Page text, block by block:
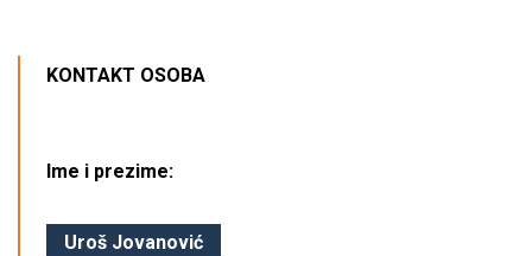
KONTAKT OSOBA
Ime i prezime:
Uroš Jovanović